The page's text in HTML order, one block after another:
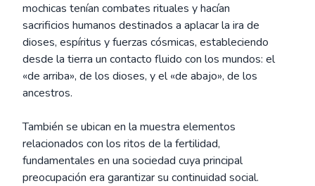
mochicas tenían combates rituales y hacían
sacrificios humanos destinados a aplacar la ira de
dioses, espíritus y fuerzas cósmicas, estableciendo
desde la tierra un contacto fluido con los mundos: el
«de arriba», de los dioses, y el «de abajo», de los
ancestros.
También se ubican en la muestra elementos
relacionados con los ritos de la fertilidad,
fundamentales en una sociedad cuya principal
preocupación era garantizar su continuidad social.